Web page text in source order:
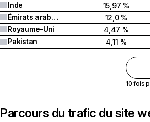
Inde
15,97 %
Émirats arabes unis
12,0 %
Royaume-Uni
4,47 %
Pakistan
4,11 %
10 fois
Parcours du trafic du site